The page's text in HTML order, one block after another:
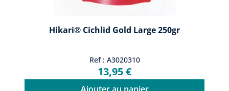
Hikari® Cichlid Gold Large 250gr
Ref : A3020310
13,95 €